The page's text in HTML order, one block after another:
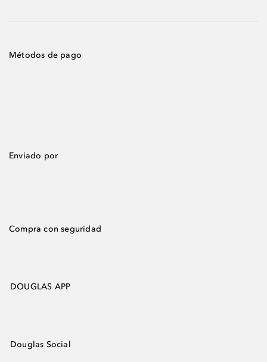
Métodos de pago
Enviado por
Compra con seguridad
DOUGLAS APP
Douglas Social